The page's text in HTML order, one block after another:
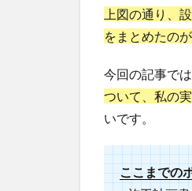
上図の通り、
をまとめたの
今回の記事では
ついて、私の
いです。
ここまでの